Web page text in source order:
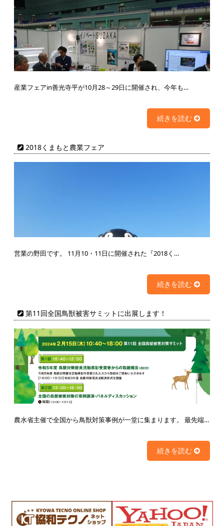
産業フェアin善光寺平が10月28～29日に開催され、今年も…
続きを読む
2018くまもと農業フェア
営業の野田です。 11月10・11日に開催された『2018く…
続きを読む
第11回全国鳥獣被害サミットに出展します！
農水省主催で全国から鳥獣対策事例が一堂に集まります。 最先端…
続きを読む